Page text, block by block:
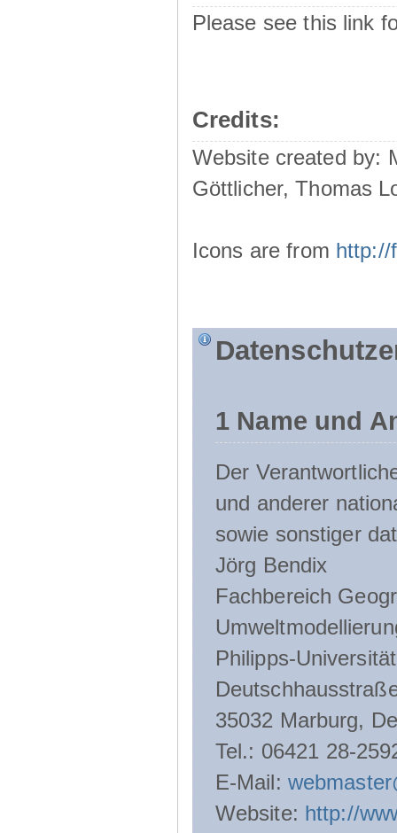
Please see this link
Credits:
Website created by:
Göttlicher, Thomas
Icons are from http://
1 Name und
Der
und anderer
sowie sonstiger
Jörg Bendix
Fachbereich
Philipps-
35032 Marburg,
Tel.: 06421 28-
E-Mail:
Website: http://